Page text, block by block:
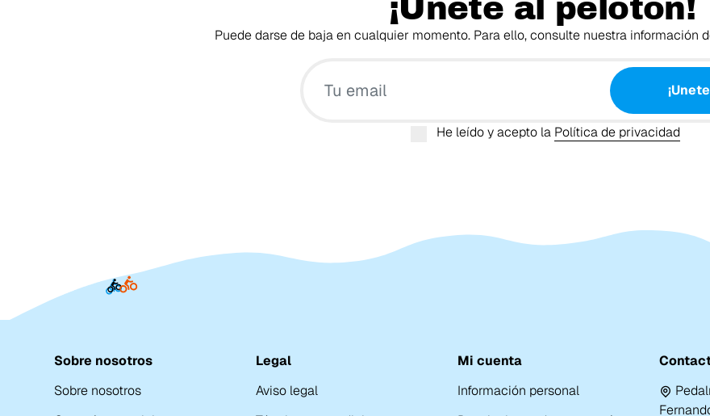
¡Únete al pelotón!
Puede darse de baja en cualquier momento. Para ello, consulte nuestra información
He leído y acepto la Política de privacidad
Sobre nosotros
Sobre nosotros
Legal
Aviso legal
Mi cuenta
Información personal